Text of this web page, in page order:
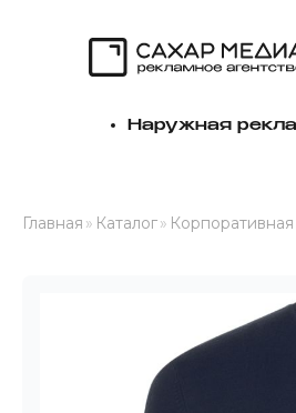
Наружная
Главная » Каталог»